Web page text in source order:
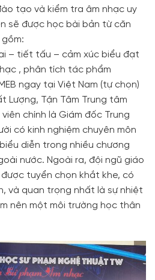
tạo và kiểm tra âm nhạc uy
sẽ được học bài bản từ căn
– tiết tấu – cảm xúc biểu đạt
, phân tích tác phẩm
ngay tại Việt Nam (tự chọn)
Lượng, Tận Tâm Trung tâm
chính là Giám đốc Trung
có kinh nghiệm chuyên môn
diễn trong nhiều chương
nước. Ngoài ra, đội ngũ giáo
tuyển chọn khắt khe, có
và quan trọng nhất là sự nhiệt
nên một môi trường học thân